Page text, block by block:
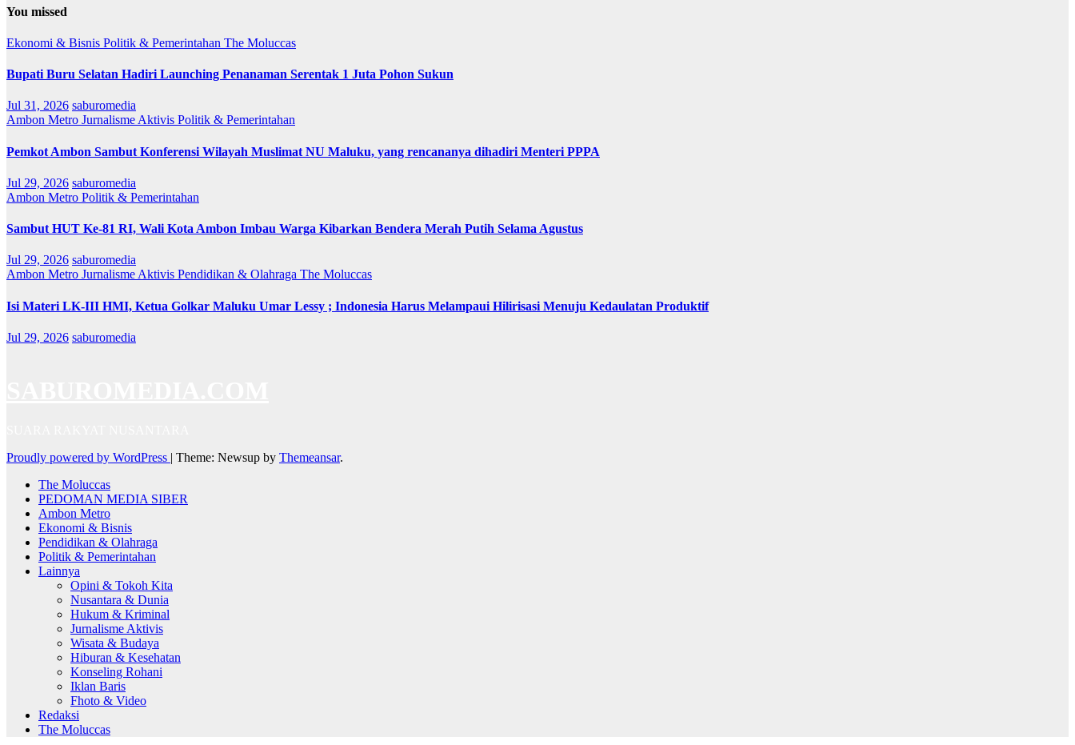
You missed
Ekonomi & Bisnis Politik & Pemerintahan The Moluccas
Bupati Buru Selatan Hadiri Launching Penanaman Serentak 1 Juta Pohon Sukun
Jul 31, 2026 saburomedia
Ambon Metro Jurnalisme Aktivis Politik & Pemerintahan
Pemkot Ambon Sambut Konferensi Wilayah Muslimat NU Maluku, yang rencananya dihadiri Menteri PPPA
Jul 29, 2026 saburomedia
Ambon Metro Politik & Pemerintahan
Sambut HUT Ke-81 RI, Wali Kota Ambon Imbau Warga Kibarkan Bendera Merah Putih Selama Agustus
Jul 29, 2026 saburomedia
Ambon Metro Jurnalisme Aktivis Pendidikan & Olahraga The Moluccas
Isi Materi LK-III HMI, Ketua Golkar Maluku Umar Lessy ; Indonesia Harus Melampaui Hilirisasi Menuju Kedaulatan Produktif
Jul 29, 2026 saburomedia
Proudly powered by WordPress | Theme: Newsup by Themeansar.
The Moluccas
PEDOMAN MEDIA SIBER
Ambon Metro
Ekonomi & Bisnis
Pendidikan & Olahraga
Politik & Pemerintahan
Lainnya
Opini & Tokoh Kita
Nusantara & Dunia
Hukum & Kriminal
Jurnalisme Aktivis
Wisata & Budaya
Hiburan & Kesehatan
Konseling Rohani
Iklan Baris
Fhoto & Video
Redaksi
The Moluccas